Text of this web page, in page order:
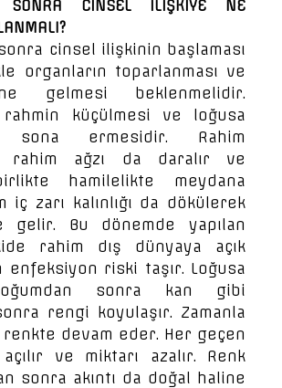
SONRA CİNSEL İLİŞKİYE NE
cinsel ilişkinin başlaması
organların toparlanması ve
gelmesi beklenmelidir.
rahmin küçülmesi ve loğusa
sona ermesidir. Rahim
rahim ağzı da daralır ve
hamilelikte meydana
iç zarı kalınlığı da dökülerek
gelir. Bu dönemde yapılan
rahim dış dünyaya açık
enfeksiyon riski taşır. Loğusa
sonra kan gibi
sonra rengi koyulaşır. Zamanla
devam eder. Her geçen
ve miktarı azalır. Renk
sonra akıntı da doğal haline